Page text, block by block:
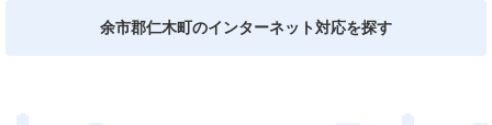
余市郡仁木町のインターネット対応を探す